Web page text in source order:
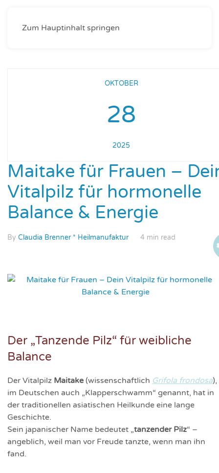
Zum Hauptinhalt springen
OKTOBER
28
2025
Maitake für Frauen –
Vitalpilz für hormonelle
Balance & Energie
By Claudia Brenner * Heilmanufaktur 4 min read
Der „Tanzende Pilz“ für weibliche
Balance
Der Vitalpilz Maitake (wissenschaftlich Grifola frondosa),
im Deutschen auch „Klapperschwamm“ genannt, hat in
der traditionellen asiatischen Heilkunde eine lange
Geschichte.
Sein japanischer Name bedeutet „tanzender Pilz“ –
angeblich, weil man vor Freude tanzte, wenn man ihn
fand.